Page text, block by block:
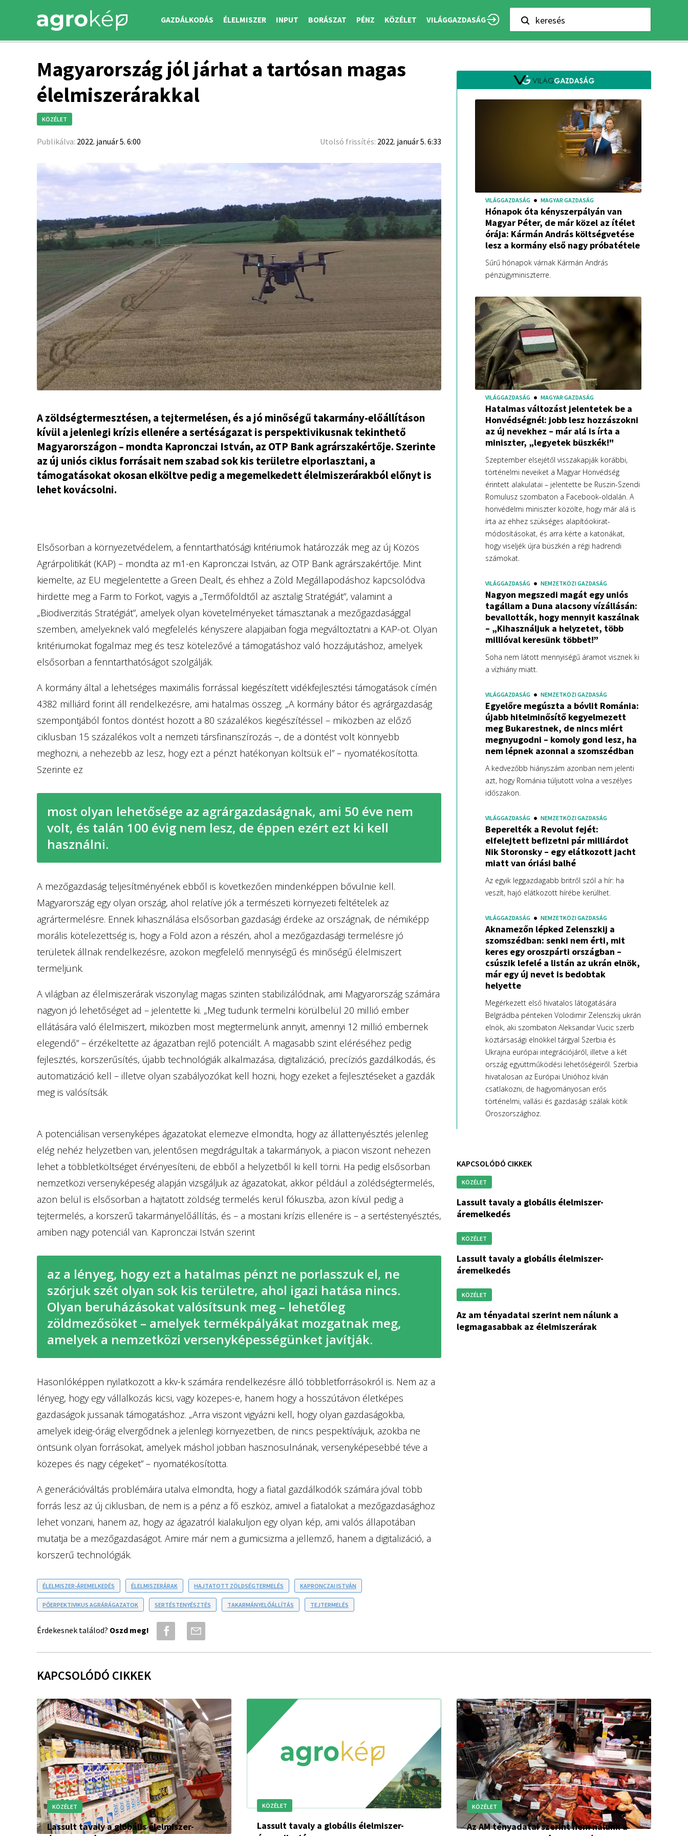
GAZDÁLKODÁS ÉLELMISZER INPUT BORÁSZAT PÉNZ KÖZÉLET VILÁGGAZDASÁG keresés
Magyarország jól járhat a tartósan magas
élelmiszerárakkal
KÖZÉLET
Publikálva: 2022. január 5. 6:00 Utolsó frissítés: 2022. január 5. 6:33
A zöldségtermesztésen, a tejtermelésen, és a jó minőségű takarmány-előállításon
kívül a jelenlegi krízis ellenére a sertéságazat is perspektivikusnak tekinthető
Magyarországon – mondta Kapronczai István, az OTP Bank agrárszakértője. Szerinte
az új uniós ciklus forrásait nem szabad sok kis területre elporlasztani, a
támogatásokat okosan elköltve pedig a megemelkedett élelmiszerárakból előnyt is
lehet kovácsolni.
Elsősorban a környezetvédelem, a fenntarthatósági kritériumok határozzák meg az új Közös
Agrárpolitikát (KAP) – mondta az m1-en Kapronczai István, az OTP Bank agrárszakértője. Mint
kiemelte, az EU megjelentette a Green Dealt, és ehhez a Zöld Megállapodáshoz kapcsolódva
hirdette meg a Farm to Forkot, vagyis a „Termőföldtől az asztalig Stratégiát”, valamint a
„Biodiverzitás Stratégiát”, amelyek olyan követelményeket támasztanak a mezőgazdasággal
szemben, amelyeknek való megfelelés kényszere alapjaiban fogja megváltoztatni a KAP-ot. Olyan
kritériumokat fogalmaz meg és tesz kötelezővé a támogatáshoz való hozzájutáshoz, amelyek
elsősorban a fenntarthatóságot szolgálják.
A kormány által a lehetséges maximális forrással kiegészített vidékfejlesztési támogatások címén
4382 milliárd forint áll rendelkezésre, ami hatalmas összeg. „A kormány bátor és agrárgazdaság
szempontjából fontos döntést hozott a 80 százalékos kiegészítéssel – miközben az előző
ciklusban 15 százalékos volt a nemzeti társfinanszírozás –, de a döntést volt könnyebb
meghozni, a nehezebb az lesz, hogy ezt a pénzt hatékonyan költsük el” – nyomatékosította.
Szerinte ez
most olyan lehetősége az agrárgazdaságnak, ami 50 éve nem
volt, és talán 100 évig nem lesz, de éppen ezért ezt ki kell
használni.
A mezőgazdaság teljesítményének ebből is következően mindenképpen bővülnie kell.
Magyarország egy olyan ország, ahol relatíve jók a természeti környezeti feltételek az
agrártermelésre. Ennek kihasználása elsősorban gazdasági érdeke az országnak, de némiképp
morális kötelezettség is, hogy a Föld azon a részén, ahol a mezőgazdasági termelésre jó
területek állnak rendelkezésre, azokon megfelelő mennyiségű és minőségű élelmiszert
termeljünk.
A világban az élelmiszerárak viszonylag magas szinten stabilizálódnak, ami Magyarország számára
nagyon jó lehetőséget ad – jelentette ki. „Meg tudunk termelni körülbelül 20 millió ember
ellátására való élelmiszert, miközben most megtermelünk annyit, amennyi 12 millió embernek
elegendő” – érzékeltette az ágazatban rejlő potenciált. A magasabb szint eléréséhez pedig
fejlesztés, korszerűsítés, újabb technológiák alkalmazása, digitalizáció, precíziós gazdálkodás, és
automatizáció kell – illetve olyan szabályozókat kell hozni, hogy ezeket a fejlesztéseket a gazdák
meg is valósítsák.
A potenciálisan versenyképes ágazatokat elemezve elmondta, hogy az állattenyésztés jelenleg
elég nehéz helyzetben van, jelentősen megdrágultak a takarmányok, a piacon viszont nehezen
lehet a többletköltséget érvényesíteni, de ebből a helyzetből ki kell törni. Ha pedig elsősorban
nemzetközi versenyképeség alapján vizsgáljuk az ágazatokat, akkor például a zölédségtermelés,
azon belül is elsősorban a hajtatott zöldség termelés kerül fókuszba, azon kívül pedig a
tejtermelés, a korszerű takarmányelőállítás, és – a mostani krízis ellenére is – a sertéstenyésztés,
amiben nagy potenciál van. Kapronczai István szerint
az a lényeg, hogy ezt a hatalmas pénzt ne porlasszuk el, ne
szórjuk szét olyan sok kis területre, ahol igazi hatása nincs.
Olyan beruházásokat valósítsunk meg – lehetőleg
zöldmezősöket – amelyek termékpályákat mozgatnak meg,
amelyek a nemzetközi versenyképességünket javítják.
Hasonlóképpen nyilatkozott a kkv-k számára rendelkezésre álló többletforrásokról is. Nem az a
lényeg, hogy egy vállalkozás kicsi, vagy közepes-e, hanem hogy a hosszútávon életképes
gazdaságok jussanak támogatáshoz. „Arra viszont vigyázni kell, hogy olyan gazdaságokba,
amelyek ideig-óráig elvergődnek a jelenlegi környezetben, de nincs pespektívájuk, azokba ne
öntsünk olyan forrásokat, amelyek máshol jobban hasznosulnának, versenyképesebbé téve a
közepes és nagy cégeket” – nyomatékosította.
A generációváltás problémáira utalva elmondta, hogy a fiatal gazdálkodók számára jóval több
forrás lesz az új ciklusban, de nem is a pénz a fő eszköz, amivel a fiatalokat a mezőgazdasághoz
lehet vonzani, hanem az, hogy az ágazatról kialakuljon egy olyan kép, ami valós állapotában
mutatja be a mezőgazdaságot. Amire már nem a gumicsizma a jellemző, hanem a digitalizáció, a
korszerű technológiák.
ÉLELMISZER-ÁREMELKEDÉS ÉLELMISZERÁRAK HAJTATOTT ZÖLDSÉGTERMELÉS KAPRONCZAI ISTVÁN
PŐERPEKTIVIKUS AGRÁRÁGAZATOK SERTÉSTENYÉSZTÉS TAKARMÁNYELŐÁLLÍTÁS TEJTERMELÉS
Érdekesnek találod? Oszd meg!
VILÁGGAZDASÁG MAGYAR GAZDASÁG
Hónapok óta kényszerpályán van
Magyar Péter, de már közel az ítélet
órája: Kármán András költségvetése
lesz a kormány első nagy próbatétele
Sűrű hónapok várnak Kármán András
pénzügyminiszterre.
VILÁGGAZDASÁG MAGYAR GAZDASÁG
Hatalmas változást jelentetek be a
Honvédségnél: jobb lesz hozzászokni
az új nevekhez – már alá is írta a
miniszter, „legyetek büszkék!"
Szeptember elsejétől visszakapják korábbi,
történelmi neveiket a Magyar Honvédség
érintett alakulatai – jelentette be Ruszin-Szendi
Romulusz szombaton a Facebook-oldalán. A
honvédelmi miniszter közölte, hogy már alá is
írta az ehhez szükséges alapítóokirat-
módosításokat, és arra kérte a katonákat,
hogy viseljék újra büszkén a régi hadrendi
számokat.
VILÁGGAZDASÁG NEMZETKÖZI GAZDASÁG
Nagyon megszedi magát egy uniós
tagállam a Duna alacsony vízállásán:
bevallották, hogy mennyit kaszálnak
– „Kihasználjuk a helyzetet, több
millióval keresünk többet!”
Soha nem látott mennyiségű áramot visznek ki
a vízhiány miatt.
VILÁGGAZDASÁG NEMZETKÖZI GAZDASÁG
Egyelőre megúszta a bóvlit Románia:
újabb hitelminősítő kegyelmezett
meg Bukarestnek, de nincs miért
megnyugodni – komoly gond lesz, ha
nem lépnek azonnal a szomszédban
A kedvezőbb hiányszám azonban nem jelenti
azt, hogy Románia túljutott volna a veszélyes
időszakon.
VILÁGGAZDASÁG NEMZETKÖZI GAZDASÁG
Beperelték a Revolut fejét:
elfelejtett befizetni pár milliárdot
Nik Storonsky – egy elátkozott jacht
miatt van óriási balhé
Az egyik leggazdagabb britről szól a hír: ha
veszít, hajó elátkozott hírébe kerülhet.
VILÁGGAZDASÁG NEMZETKÖZI GAZDASÁG
Aknamezőn lépked Zelenszkij a
szomszédban: senki nem érti, mit
keres egy oroszpárti országban –
csúszik lefelé a listán az ukrán elnök,
már egy új nevet is bedobtak
helyette
Megérkezett első hivatalos látogatására
Belgrádba pénteken Volodimir Zelenszkij ukrán
elnök, aki szombaton Aleksandar Vucic szerb
köztársasági elnökkel tárgyal Szerbia és
Ukrajna európai integrációjáról, illetve a két
ország együttműködési lehetőségeiről. Szerbia
hivatalosan az Európai Unióhoz kíván
csatlakozni, de hagyományosan erős
történelmi, vallási és gazdasági szálak kötik
Oroszországhoz.
KAPCSOLÓDÓ CIKKEK
KÖZÉLET
lassult tavaly a globális élelmiszer-
áremelkedés
KÖZÉLET
lassult tavaly a globális élelmiszer-
áremelkedés
KÖZÉLET
az am tényadatai szerint nem nálunk a
legmagasabbak az élelmiszerárak
KAPCSOLÓDÓ CIKKEK
KÖZÉLET
Lassult tavaly a globális élelmiszer-
KÖZÉLET
Lassult tavaly a globális élelmiszer-
KÖZÉLET
Az AM tényadatai szerint nem nálunk a